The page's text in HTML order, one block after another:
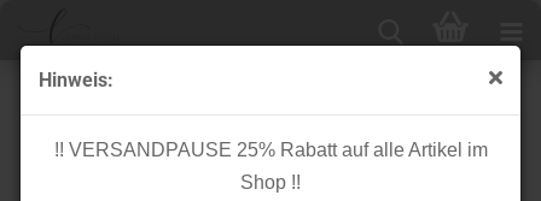
Hinweis:
!! VERSANDPAUSE 25% Rabatt auf alle Artikel im
Shop !!
Kunstfell - Savannah - rose